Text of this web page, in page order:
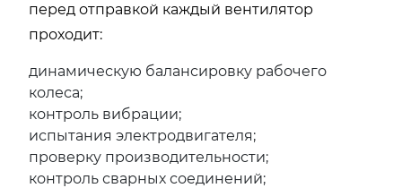
перед отправкой каждый вентилятор
проходит:
динамическую балансировку рабочего
колеса;
контроль вибрации;
испытания электродвигателя;
проверку производительности;
контроль сварных соединений;